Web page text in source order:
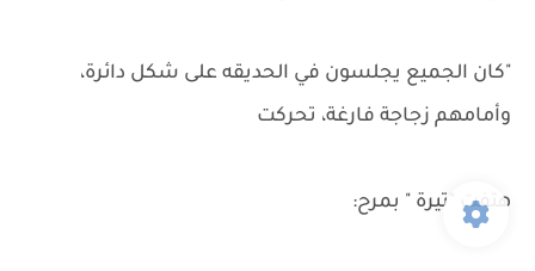
"كان الجميع يجلسون في الحديقه على شكل دائرة،
وأمامهم زجاجة فارغة، تحركت
هتفت "تيرة " بمرح: